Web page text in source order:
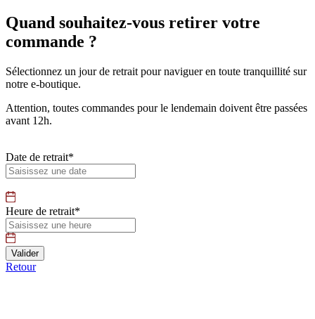
Quand souhaitez-vous retirer votre
commande ?
Sélectionnez un jour de retrait pour naviguer en toute tranquillité sur
notre e-boutique.
Attention, toutes commandes pour le lendemain doivent être passées
avant 12h.
Date de retrait*
Heure de retrait*
Retour